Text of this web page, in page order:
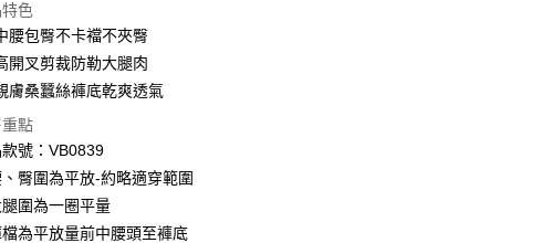
取貨付款
Pay
方式
取貨付款
色
腰包臀不卡襠不夾臀
開叉剪裁防勒大腿肉
膚桑蠶絲褲底乾爽透氣
點
號：VB0839
臀圍為平放-約略適穿範圍
圍為一圈平量
為平放量前中腰頭至褲底